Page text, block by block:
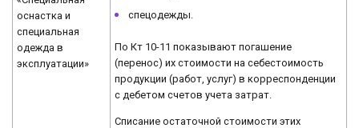
оснастка и
специальная
одежда в
эксплуатации»
спецодежды.
По Кт 10-11 показывают погашение
(перенос) их стоимости на себестоимость
продукции (работ, услуг) в корреспонденции
с дебетом счетов учета затрат.
Списание остаточной стоимости этих